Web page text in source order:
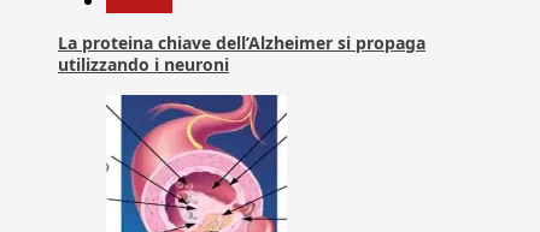
La proteina chiave dell’Alzheimer si propaga
utilizzando i neuroni